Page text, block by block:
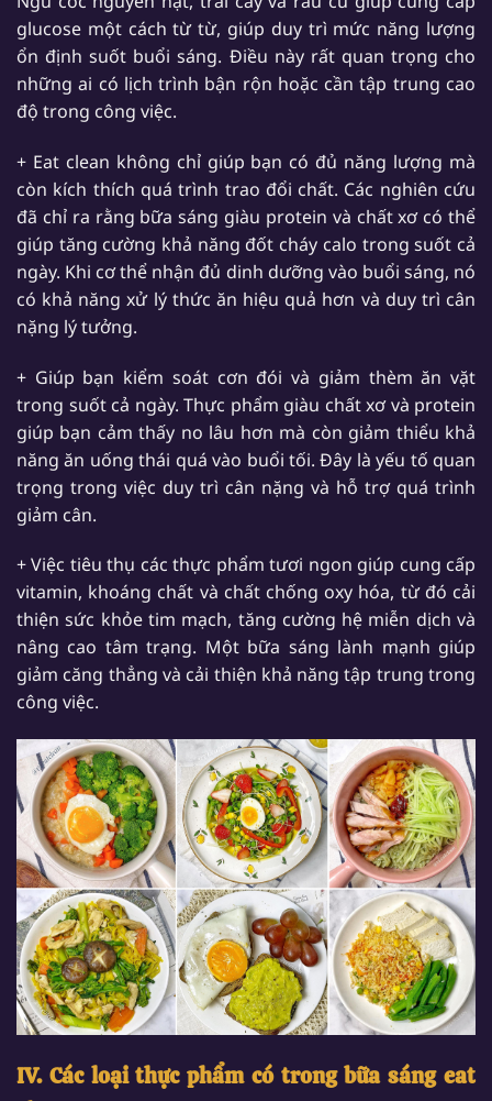
glucose một cách từ từ, giúp duy trì mức năng lượng
ổn định suốt buổi sáng. Điều này rất quan trọng cho
những ai có lịch trình bận rộn hoặc cần tập trung cao
độ trong công việc.
+ Eat clean không chỉ giúp bạn có đủ năng lượng mà
còn kích thích quá trình trao đổi chất. Các nghiên cứu
đã chỉ ra rằng bữa sáng giàu protein và chất xơ có thể
giúp tăng cường khả năng đốt cháy calo trong suốt cả
ngày. Khi cơ thể nhận đủ dinh dưỡng vào buổi sáng, nó
có khả năng xử lý thức ăn hiệu quả hơn và duy trì cân
nặng lý tưởng.
+ Giúp bạn kiểm soát cơn đói và giảm thèm ăn vặt
trong suốt cả ngày. Thực phẩm giàu chất xơ và protein
giúp bạn cảm thấy no lâu hơn mà còn giảm thiểu khả
năng ăn uống thái quá vào buổi tối. Đây là yếu tố quan
trọng trong việc duy trì cân nặng và hỗ trợ quá trình
giảm cân.
+ Việc tiêu thụ các thực phẩm tươi ngon giúp cung cấp
vitamin, khoáng chất và chất chống oxy hóa, từ đó cải
thiện sức khỏe tim mạch, tăng cường hệ miễn dịch và
nâng cao tâm trạng. Một bữa sáng lành mạnh giúp
giảm căng thẳng và cải thiện khả năng tập trung trong
công việc.
IV. Các loại thực phẩm có trong bữa sáng eat